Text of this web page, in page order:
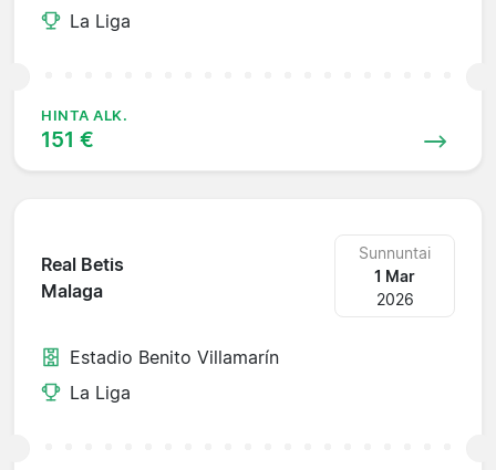
La Liga
HINTA ALK.
151 €
Real Betis
Malaga
Sunnuntai
1 Mar
2026
Estadio Benito Villamarín
La Liga